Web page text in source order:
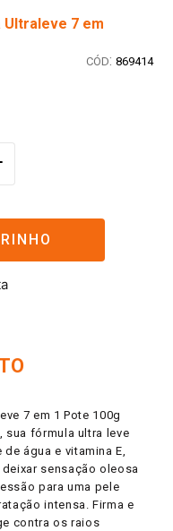
Ultraleve 7 em
: 869414
7 em 1 Pote 100g
sua fórmula ultra leve
água e vitamina E,
sensação oleosa
para uma pele
intensa. Firma e
contra os raios